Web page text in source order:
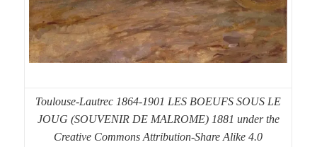
Toulouse-Lautrec 1864-1901 LES BOEUFS SOUS LE
JOUG (SOUVENIR DE MALROME) 1881 under the
Creative Commons Attribution-Share Alike 4.0